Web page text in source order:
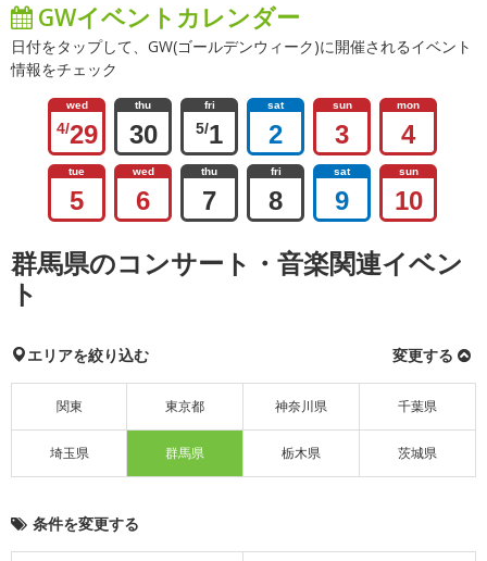
GWイベントカレンダー
日付をタップして、GW(ゴールデンウィーク)に開催されるイベント
情報をチェック
wed
4/29
thu
30
fri
5/1
sat
2
sun
3
mon
4
tue
5
wed
6
thu
7
fri
8
sat
9
sun
10
群馬県のコンサート・音楽関連イベン
ト
エリアを絞り込む 変更する
関東 東京都 神奈川県 千葉県
埼玉県 群馬県 栃木県 茨城県
条件を変更する